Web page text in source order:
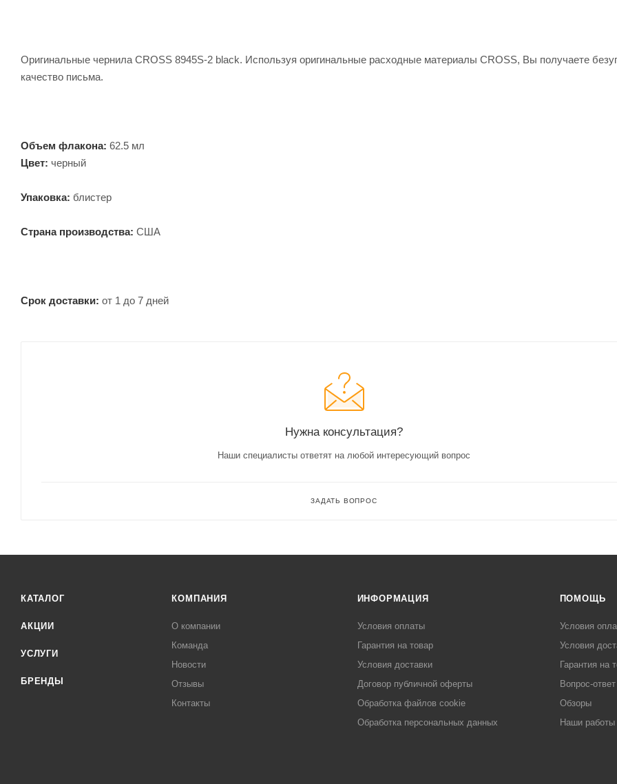
Оригинальные чернила CROSS 8945S-2 black. Используя оригинальные расходные материалы СROSS, Вы получаете
качество письма.
Объем флакона: 62.5 мл
Цвет: черный
Упаковка: блистер
Страна производства: США
Срок доставки: от 1 до 7 дней
Нужна консультация?
Наши специалисты ответят на любой интересующий вопрос
ЗАДАТЬ ВОПРОС
КАТАЛОГ
АКЦИИ
УСЛУГИ
БРЕНДЫ
КОМПАНИЯ
О компании
Команда
Новости
Отзывы
Контакты
ИНФОРМАЦИЯ
Условия оплаты
Гарантия на товар
Условия доставки
Договор публичной оферты
Обработка файлов cookie
Обработка персональных данных
ПОМОЩЬ
Условия
Условия
Гарантия на
Вопрос-ответ
Обзоры
Наши работы